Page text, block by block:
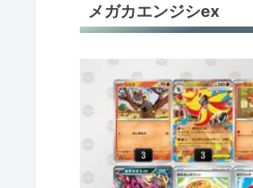
メガルカリオex
メガルカリオex
メガルカリオex
メガルカリオex
イイネイヌ
メガカエンジシex